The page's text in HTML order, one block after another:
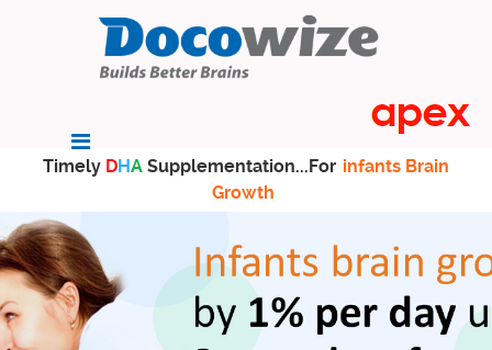
Timely DHA Supplementation...For infants Brain
Growth